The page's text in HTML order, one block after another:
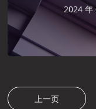
2024 年
上一页